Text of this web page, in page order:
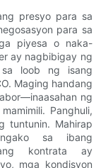
presyo para sa
para sa
piyesa o naka-
ay nagbibigay ng
sa loob ng isang
Maging handang
ng
Panghuli,
tuntunin. Mahirap
sa ibang
kontrata ay
mga kondisyon